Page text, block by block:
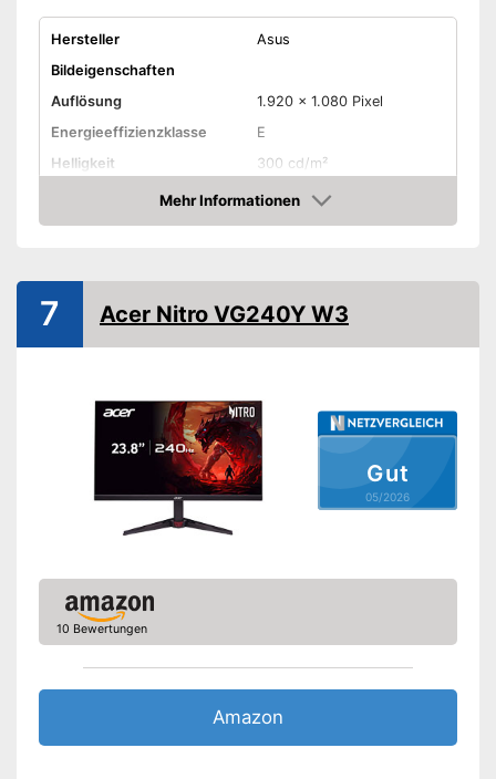
Hersteller
Asus
Bildeigenschaften
Auflösung
1.920 x 1.080 Pixel
Energieeffizienzklasse
E
Helligkeit
300 cd/m²
1.000 : 1
Reaktionszeit
1 ms
Blickwinkel
Anschlüsse
VGA-Anschluss
DisplayPort
Sonstiges
Maße
Gewicht
2,9 kg
Lautsprecher
Amazon Lieferzeit
siehe Anbieter
Mehr Informationen
Amazon
Gut
05/2026
7 Acer Nitro VG240Y W3
10 Bewertungen
Amazon